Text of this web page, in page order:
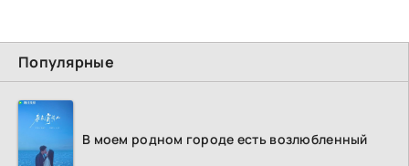
Популярные
В моем родном городе есть возлюбленный